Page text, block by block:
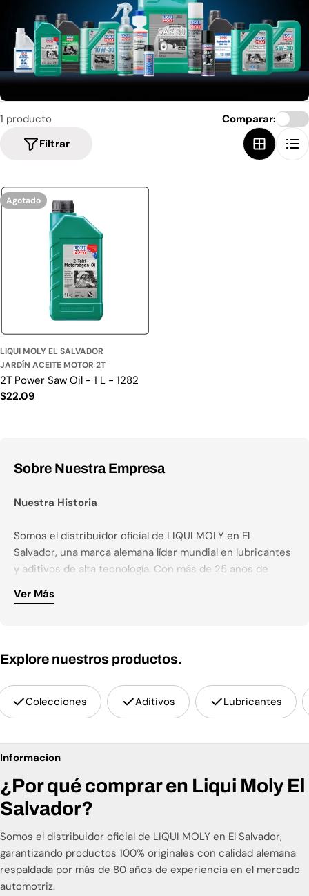
1 producto
Filtrar
Comparar:
Agotado
LIQUI MOLY EL SALVADOR
JARDÍN ACEITE MOTOR 2T
2T Power Saw Oil - 1 L - 1282
Precio habitual
$22.09
Sobre Nuestra Empresa
Nuestra Historia
Somos el distribuidor oficial de LIQUI MOLY en El
Salvador, una marca alemana líder mundial en lubricantes
y aditivos de alta tecnología. Con más de 25 años de
experiencia e innovación alemana, LIQUI MOLY es
sinónimo de calidad superior y rendimiento excepcional.
Productos premium alemanes para el cuidado automotriz:
aceites de motor, aditivos, lubricantes especializados y
soluciones técnicas que maximizan el rendimiento y
prolongan la vida útil de tu vehículo. Cada producto LIQUI
internacionales.
Brindamos a los salvadoreños acceso a tecnología
automotriz de clase mundial, respaldada por asesoría
técnica especializada. Nos enfocamos en la satisfacción
del cliente, ofreciendo productos genuinos que protegen
tu inversión y optimizan el desempeño de tu motor.
Ver Más
Explore nuestros productos.
Colecciones Aditivos Lubricantes
Informacion
¿Por qué comprar en Liqui Moly El
Salvador?
Somos el distribuidor oficial de LIQUI MOLY en El Salvador,
garantizando productos 100% originales con calidad alemana
respaldada por más de 80 años de experiencia en el mercado
automotriz.